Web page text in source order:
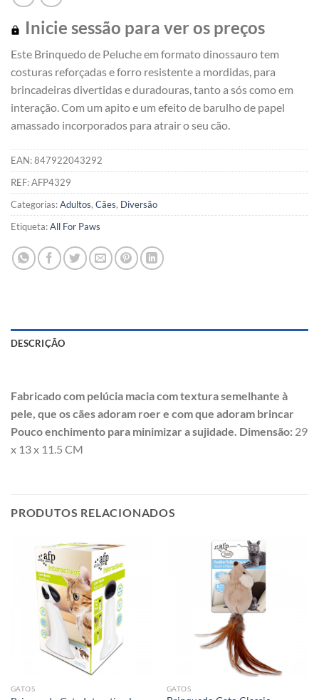
Inicie sessão para ver os preços
Este Brinquedo de Peluche em formato dinossauro tem
costuras reforçadas e forro resistente a mordidas, para
brincadeiras divertidas e duradouras, tanto a sós como em
interação. Com um apito e um efeito de barulho de papel
amassado incorporados para atrair o seu cão.
EAN:847922043292
REF:AFP4329
Categorias:Adultos, Cães, Diversão
Etiqueta:All For Paws
DESCRIÇÃO
Fabricado com pelúcia macia com textura semelhante à
pele, que os cães adoram roer e com que adoram brincar
Pouco enchimento para minimizar a sujidade. Dimensão: 29
x 13 x 11.5 CM
PRODUTOS RELACIONADOS
GATOS GATOS